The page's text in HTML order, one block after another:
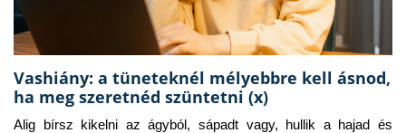
Vashiány: a tüneteknél mélyebbre kell ásnod,
ha meg szeretnéd szüntetni (x)
Alig bírsz kikelni az ágyból, sápadt vagy, hullik a hajad és